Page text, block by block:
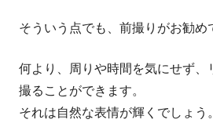
そういう点でも、前撮りがお勧め
何より、周りや時間を気にせず
撮ることができます。
それは自然な表情が輝くでしょう。